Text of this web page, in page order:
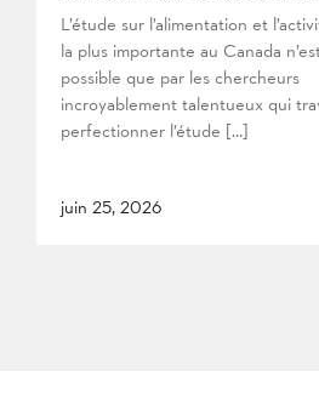
L’étude sur l’alimentation et
la plus importante au Canada
possible que par les chercheurs
incroyablement talentueux qui
perfectionner l’étude […]
juin 25, 2026